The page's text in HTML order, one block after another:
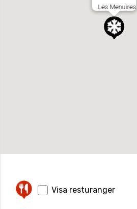
Les Menuires
Visa resturanger